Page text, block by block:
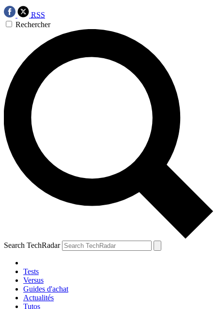
RSS
Rechercher
Search TechRadar
Tests
Versus
Guides d'achat
Actualités
Tutos